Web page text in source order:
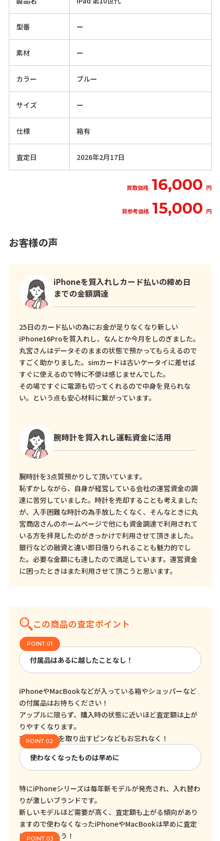
型番 ー
素材 ー
カラー ブルー
サイズ ー
仕様 箱有
査定日 2026年2月17日
買取価格 16,000 円
質参考価格 15,000 円
お客様の声
iPhoneを質入れしカード払いの締め日
までの金額調達
25日のカード払いの為にお金が足りなくなり新しい
iPhone16Proを質入れし、なんとか今月をしのぎました。
丸宮さんはデータそのままの状態で預かってもらえるので
すごく助かりました。simカードは古いケータイに差せば
すぐに使えるので特に不便は感じませんでした。
その場ですぐに電源も切ってくれるので中身を見られな
い。という点も安心材料に繋がっています。
腕時計を質入れし運転資金に活用
腕時計を3点質預かりして頂いています。
恥ずかしながら、自身が経営している会社の運営資金の調
達に苦労していました。時計を売却することも考えました
が、入手困難な時計の為手放したくなく、そんなときに丸
宮商店さんのホームページで他にも資金調達で利用されて
いる方を拝見したのがきっかけで利用させて頂きました。
銀行などの融資と違い即日借りられることも魅力的でし
た。必要な金額にも達したので満足しています。運営資金
に困ったときはまた利用させて頂こうと思います。
この商品の査定ポイント
付属品はあるに越したことなし！
iPhoneやMacBookなどが入っている箱やショッパーなど
の付属品はお持ちください！
アップルに限らず、購入時の状態に近いほど査定額は上が
りやすくなります。
充電器やSIMを取り出すピンなどもお忘れなく！
使わなくなったものは早めに
特にiPhoneシリーズは毎年新モデルが発売され、入れ替わ
りが激しいブランドです。
新しいモデルほど需要が高く、査定額も上がる傾向があり
ますので使わなくなったiPhoneやMacBookは早めに査定
に出しましょう！